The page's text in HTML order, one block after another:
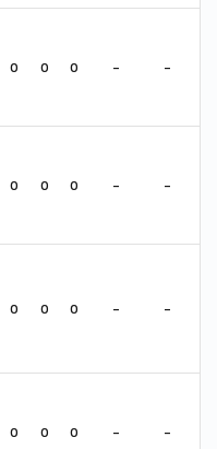
0 0 0 - -
0 0 0 - -
0 0 0 - -
0 0 0 - -